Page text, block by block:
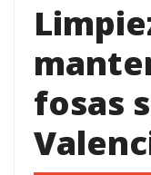
fosas